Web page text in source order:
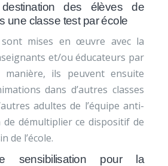
des élèves de
une classe test par école
sont mises en œuvre avec la
et/ou éducateurs par
manière, ils peuvent ensuite
dans d’autres classes
adultes de l’équipe anti-
de démultiplier ce dispositif de
de l’école.
sensibilisation pour la